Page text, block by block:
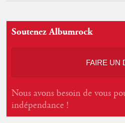
Soutenez Albumrock
FAIRE UN
Nous avons besoin de vous
indépendance !